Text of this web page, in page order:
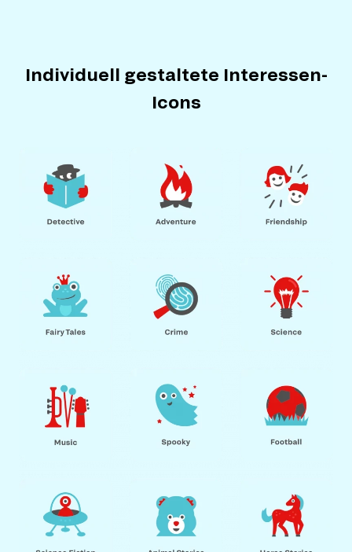
Individuell gestaltete Interessen-
Icons